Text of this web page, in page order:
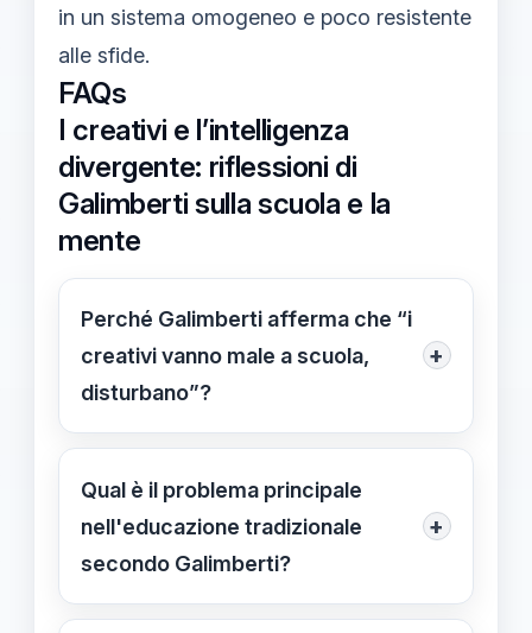
in un sistema omogeneo e poco resistente
alle sfide.
FAQs
I creativi e l’intelligenza
divergente: riflessioni di
Galimberti sulla scuola e la
mente
Perché Galimberti afferma che “i
creativi vanno male a scuola,
disturbano”?
+
Galimberti vede questa percezione
come il risultato di un sistema che
premia l'intelligenza convergente e
penalizza quella divergente, spesso
Qual è il problema principale
nell'educazione tradizionale
secondo Galimberti?
+
Favorisce l'omologazione, limitando